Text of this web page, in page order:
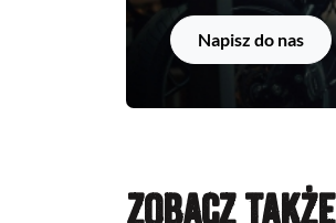
Napisz do nas
ZOBACZ TAKŻE